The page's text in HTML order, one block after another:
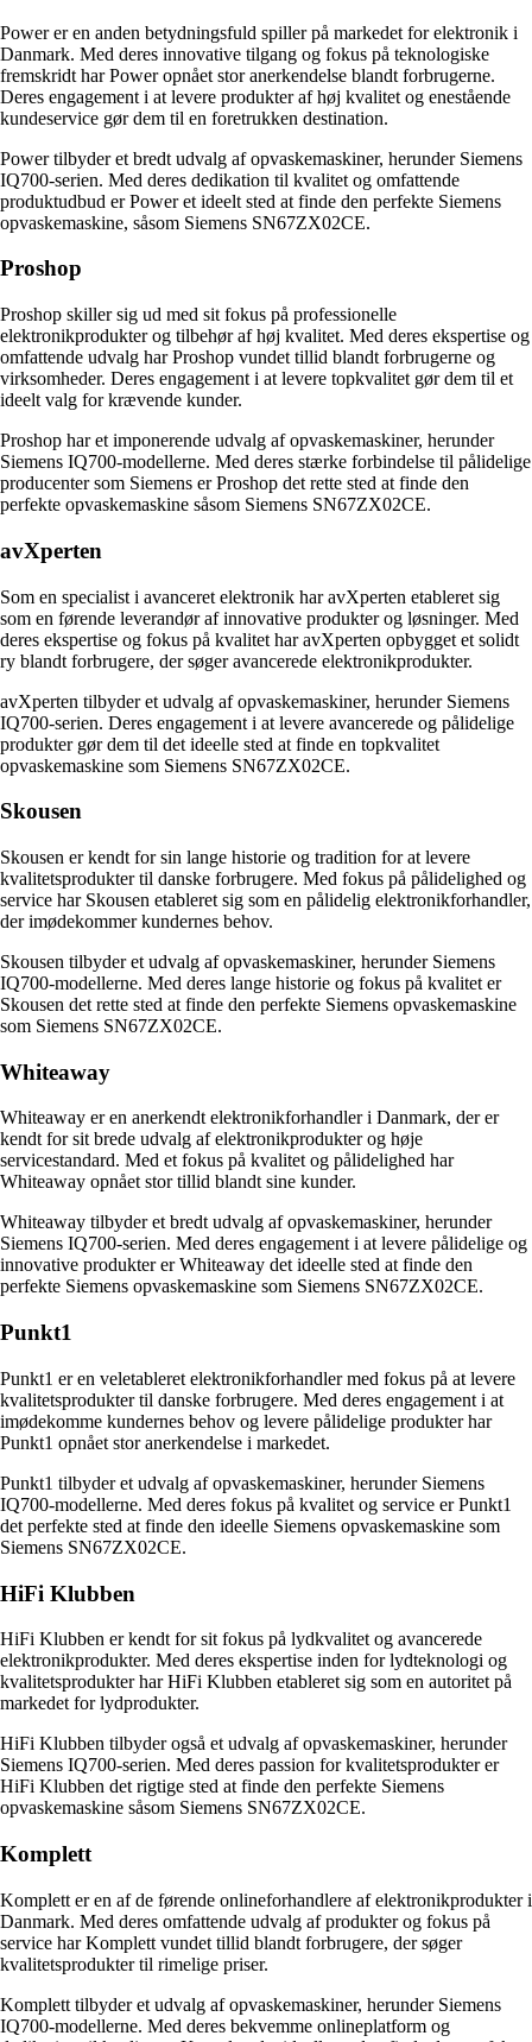
Power er en anden betydningsfuld spiller på markedet for elektronik i
Danmark. Med deres innovative tilgang og fokus på teknologiske
fremskridt har Power opnået stor anerkendelse blandt forbrugerne.
Deres engagement i at levere produkter af høj kvalitet og enestående
kundeservice gør dem til en foretrukken destination.
Power tilbyder et bredt udvalg af opvaskemaskiner, herunder Siemens
IQ700-serien. Med deres dedikation til kvalitet og omfattende
produktudbud er Power et ideelt sted at finde den perfekte Siemens
opvaskemaskine, såsom Siemens SN67ZX02CE.
Proshop
Proshop skiller sig ud med sit fokus på professionelle
elektronikprodukter og tilbehør af høj kvalitet. Med deres ekspertise og
omfattende udvalg har Proshop vundet tillid blandt forbrugerne og
virksomheder. Deres engagement i at levere topkvalitet gør dem til et
ideelt valg for krævende kunder.
Proshop har et imponerende udvalg af opvaskemaskiner, herunder
Siemens IQ700-modellerne. Med deres stærke forbindelse til pålidelige
producenter som Siemens er Proshop det rette sted at finde den
perfekte opvaskemaskine såsom Siemens SN67ZX02CE.
avXperten
Som en specialist i avanceret elektronik har avXperten etableret sig
som en førende leverandør af innovative produkter og løsninger. Med
deres ekspertise og fokus på kvalitet har avXperten opbygget et solidt
ry blandt forbrugere, der søger avancerede elektronikprodukter.
avXperten tilbyder et udvalg af opvaskemaskiner, herunder Siemens
IQ700-serien. Deres engagement i at levere avancerede og pålidelige
produkter gør dem til det ideelle sted at finde en topkvalitet
opvaskemaskine som Siemens SN67ZX02CE.
Skousen
Skousen er kendt for sin lange historie og tradition for at levere
kvalitetsprodukter til danske forbrugere. Med fokus på pålidelighed og
service har Skousen etableret sig som en pålidelig elektronikforhandler,
der imødekommer kundernes behov.
Skousen tilbyder et udvalg af opvaskemaskiner, herunder Siemens
IQ700-modellerne. Med deres lange historie og fokus på kvalitet er
Skousen det rette sted at finde den perfekte Siemens opvaskemaskine
som Siemens SN67ZX02CE.
Whiteaway
Whiteaway er en anerkendt elektronikforhandler i Danmark, der er
kendt for sit brede udvalg af elektronikprodukter og høje
servicestandard. Med et fokus på kvalitet og pålidelighed har
Whiteaway opnået stor tillid blandt sine kunder.
Whiteaway tilbyder et bredt udvalg af opvaskemaskiner, herunder
Siemens IQ700-serien. Med deres engagement i at levere pålidelige og
innovative produkter er Whiteaway det ideelle sted at finde den
perfekte Siemens opvaskemaskine som Siemens SN67ZX02CE.
Punkt1
Punkt1 er en veletableret elektronikforhandler med fokus på at levere
kvalitetsprodukter til danske forbrugere. Med deres engagement i at
imødekomme kundernes behov og levere pålidelige produkter har
Punkt1 opnået stor anerkendelse i markedet.
Punkt1 tilbyder et udvalg af opvaskemaskiner, herunder Siemens
IQ700-modellerne. Med deres fokus på kvalitet og service er Punkt1
det perfekte sted at finde den ideelle Siemens opvaskemaskine som
Siemens SN67ZX02CE.
HiFi Klubben
HiFi Klubben er kendt for sit fokus på lydkvalitet og avancerede
elektronikprodukter. Med deres ekspertise inden for lydteknologi og
kvalitetsprodukter har HiFi Klubben etableret sig som en autoritet på
markedet for lydprodukter.
HiFi Klubben tilbyder også et udvalg af opvaskemaskiner, herunder
Siemens IQ700-serien. Med deres passion for kvalitetsprodukter er
HiFi Klubben det rigtige sted at finde den perfekte Siemens
opvaskemaskine såsom Siemens SN67ZX02CE.
Komplett
Komplett er en af de førende onlineforhandlere af elektronikprodukter i
Danmark. Med deres omfattende udvalg af produkter og fokus på
service har Komplett vundet tillid blandt forbrugere, der søger
kvalitetsprodukter til rimelige priser.
Komplett tilbyder et udvalg af opvaskemaskiner, herunder Siemens
IQ700-modellerne. Med deres bekvemme onlineplatform og